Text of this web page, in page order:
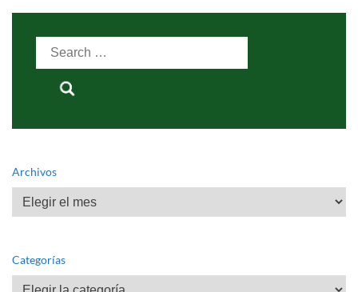
Search
Archivos
Archivos
Categorías
Categorías